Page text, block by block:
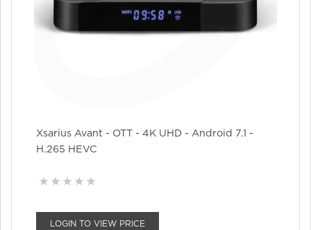
Xsarius Avant - OTT - 4K UHD - Android 7.1 -
H.265 HEVC
LOGIN TO VIEW PRICE